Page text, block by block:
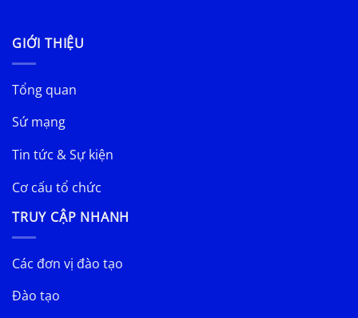
GIỚI THIỆU
Tổng quan
Sứ mạng
Tin tức & Sự kiện
Cơ cấu tổ chức
TRUY CẬP NHANH
Các đơn vị đào tạo
Đào tạo